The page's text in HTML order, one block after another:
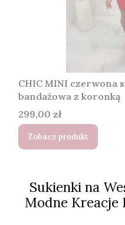
CHIC MINI czerwona
bandażowa z koronką
Cena
299,00 zł
Zobacz produkt
Sukienki na
Modne Kreacje